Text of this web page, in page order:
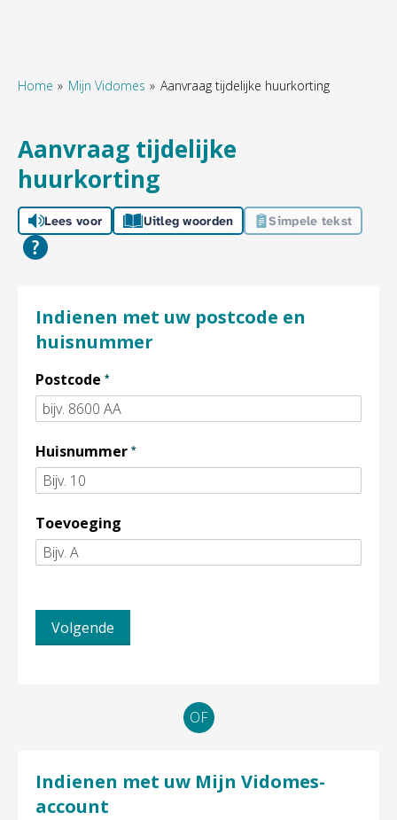
Naar hoofdnavigatiemenu
Home Mijn Vidomes Aanvraag tijdelijke huurkorting
Aanvraag tijdelijke
huurkorting
Lees voor Uitleg woorden Simpele tekst
Indienen met uw postcode en
huisnummer
Postcode *
Huisnummer *
Toevoeging
Volgende
OF
Indienen met uw Mijn Vidomes-
account